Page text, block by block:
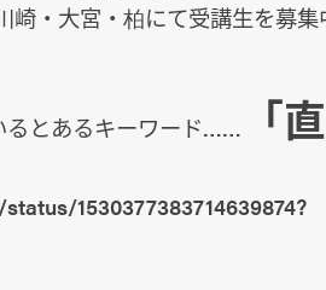
崎・大宮・柏にて受講生を募集
るとあるキーワード…… 「
1530377383714639874?